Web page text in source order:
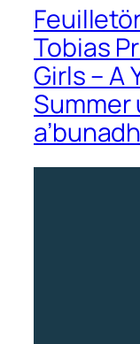
Tobias
Girls – A
Summer
a’bunadh